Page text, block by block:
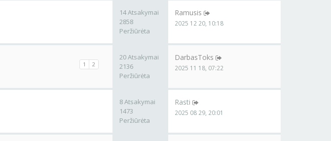
14 Atsakymai
2858
Peržiūrėta
Ramusis
2025 12 20, 10:18
1 2
20 Atsakymai
2136
Peržiūrėta
DarbasToks
2025 11 18, 07:22
8 Atsakymai
1473
Peržiūrėta
Rasti
2025 08 29, 20:01